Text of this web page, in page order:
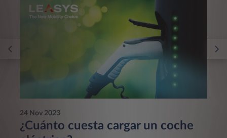
24 Nov 2023
¿Cuánto cuesta cargar un coche